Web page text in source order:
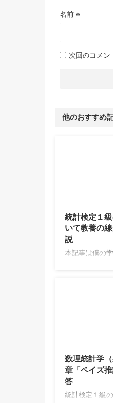
名前 ※
次回のコメン
他のおすすめ
統計検定１
いて教養の
説
本記事は僕の
のレベルの参
いる感じです
（2026年8月）
しています。
の深掘り 統計
数理統計学
章「ベイズ
答
統計検定１級